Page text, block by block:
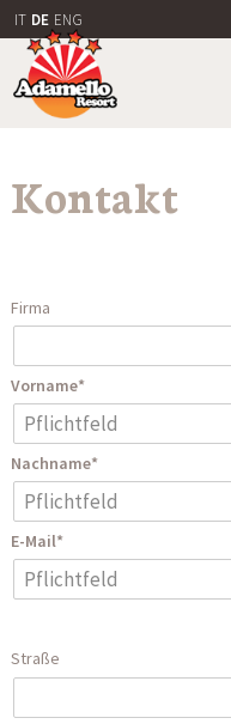
IT DE ENG
Kontakt
Firma
Vorname*
Nachname*
E-Mail*
Straße